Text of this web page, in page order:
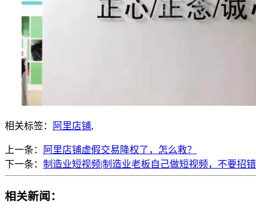
相关标签： 阿里店铺,
上一条：
阿里店铺虚假交易降权了，怎么救？
下一条： 制造业短视频|制造业老板自己做短视频，不要招
相关新闻：